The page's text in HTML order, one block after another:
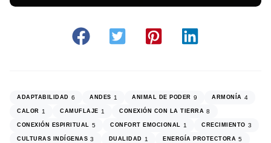
ADAPTABILIDAD 6 ANDES 1 ANIMAL DE PODER 9 ARMONÍA 4
CALOR 1 CAMUFLAJE 1 CONEXIÓN CON LA TIERRA 8
CONEXIÓN ESPIRITUAL 5 CONFORT EMOCIONAL 1 CRECIMIENTO 3
CULTURAS INDÍGENAS 3 DUALIDAD 1 ENERGÍA PROTECTORA 5